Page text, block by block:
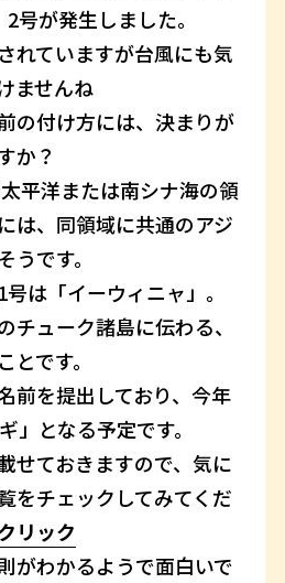
号が発生しました。
れていますが台風にも気
ませんね
の付け方には、決まりが
か？
平洋または南シナ海の領
は、同領域に共通のアジ
うです。
は「イーウィニャ」。
チューク諸島に伝わる、
です。
前を提出しており、今年
」となる予定です。
せておきますので、気に
をチェックしてみてくだ
リック
がわかるようで面白いで